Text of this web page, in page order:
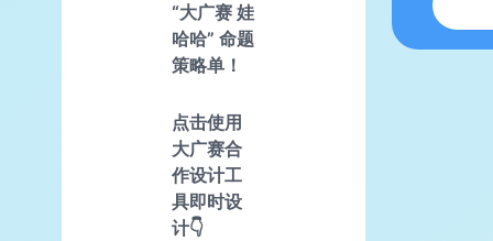
“大广赛 娃
哈哈” 命题
策略单！
点击使用
大广赛合
作设计工
具即时设
计👇